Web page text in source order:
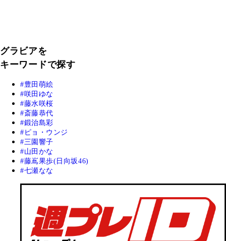
グラビアを
キーワードで探す
豊田萌絵
咲田ゆな
藤水咲桜
斎藤恭代
鍛治島彩
ピョ・ウンジ
三園響子
山田かな
藤嶌果歩(日向坂46)
七瀬なな